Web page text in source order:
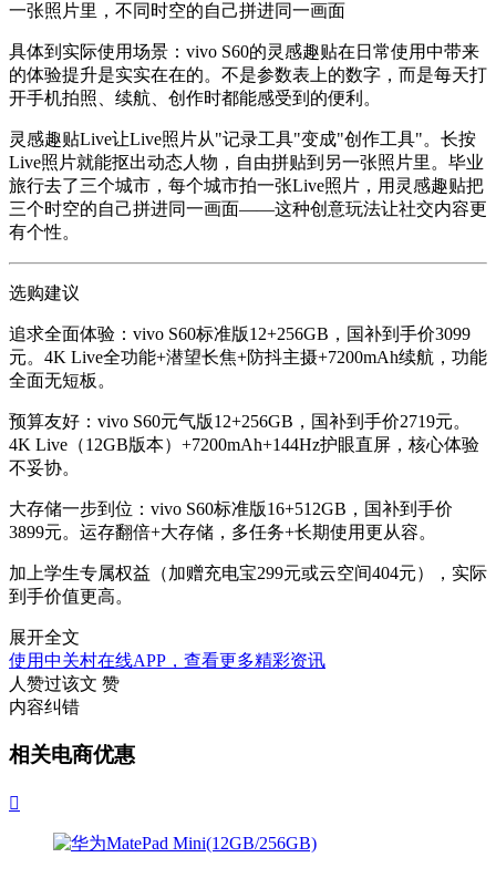
一张照片里，不同时空的自己拼进同一画面
具体到实际使用场景：vivo S60的灵感趣贴在日常使用中带来
的体验提升是实实在在的。不是参数表上的数字，而是每天打
开手机拍照、续航、创作时都能感受到的便利。
灵感趣贴Live让Live照片从"记录工具"变成"创作工具"。长按
Live照片就能抠出动态人物，自由拼贴到另一张照片里。毕业
旅行去了三个城市，每个城市拍一张Live照片，用灵感趣贴把
三个时空的自己拼进同一画面——这种创意玩法让社交内容更
有个性。
选购建议
追求全面体验 ：vivo S60标准版12+256GB，国补到手价3099
元。4K Live全功能+潜望长焦+防抖主摄+7200mAh续航，功能
全面无短板。
预算友好 ：vivo S60元气版12+256GB，国补到手价2719元。
4K Live（12GB版本）+7200mAh+144Hz护眼直屏，核心体验
不妥协。
大存储一步到位 ：vivo S60标准版16+512GB，国补到手价
3899元。运存翻倍+大存储，多任务+长期使用更从容。
加上学生专属权益（加赠充电宝299元或云空间404元），实际
到手价值更高。
展开全文
使用中关村在线APP，查看更多精彩资讯
人赞过该文 赞
内容纠错
相关电商优惠
